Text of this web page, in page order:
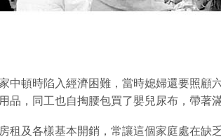
中頓時陷入經濟困難，當時媳婦還要照顧
品，同工也自掏腰包買了嬰兒尿布，帶著
租及各樣基本開銷，常讓這個家庭處在